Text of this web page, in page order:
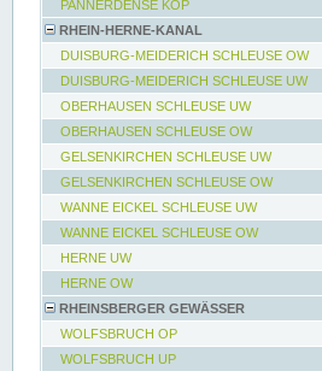
PANNERDENSE KOP
RHEIN-HERNE-KANAL
DUISBURG-MEIDERICH SCHLEUSE OW
DUISBURG-MEIDERICH SCHLEUSE UW
OBERHAUSEN SCHLEUSE UW
OBERHAUSEN SCHLEUSE OW
GELSENKIRCHEN SCHLEUSE UW
GELSENKIRCHEN SCHLEUSE OW
WANNE EICKEL SCHLEUSE UW
WANNE EICKEL SCHLEUSE OW
HERNE UW
HERNE OW
RHEINSBERGER GEWÄSSER
WOLFSBRUCH OP
WOLFSBRUCH UP